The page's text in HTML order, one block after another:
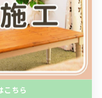
さらに、就職サポート
ャリア形成も見据えた
リキュラム内容や実習
、事前に見学や説明会
った学校を選ぶことが
こちら